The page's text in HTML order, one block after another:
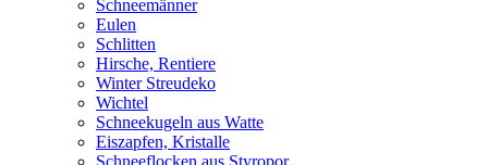
Schneemänner
Eulen
Schlitten
Hirsche, Rentiere
Winter Streudeko
Wichtel
Schneekugeln aus Watte
Eiszapfen, Kristalle
Schneeflocken aus Styropor